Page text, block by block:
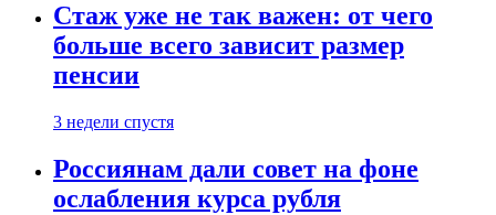
Стаж уже не так важен: от чего
больше всего зависит размер
пенсии
3 недели спустя
Россиянам дали совет на фоне
ослабления курса рубля